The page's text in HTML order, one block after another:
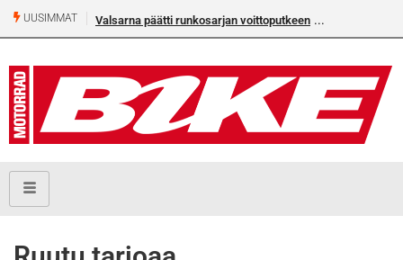
UUSIMMAT Valsarna päätti runkosarjan voittoputkeen